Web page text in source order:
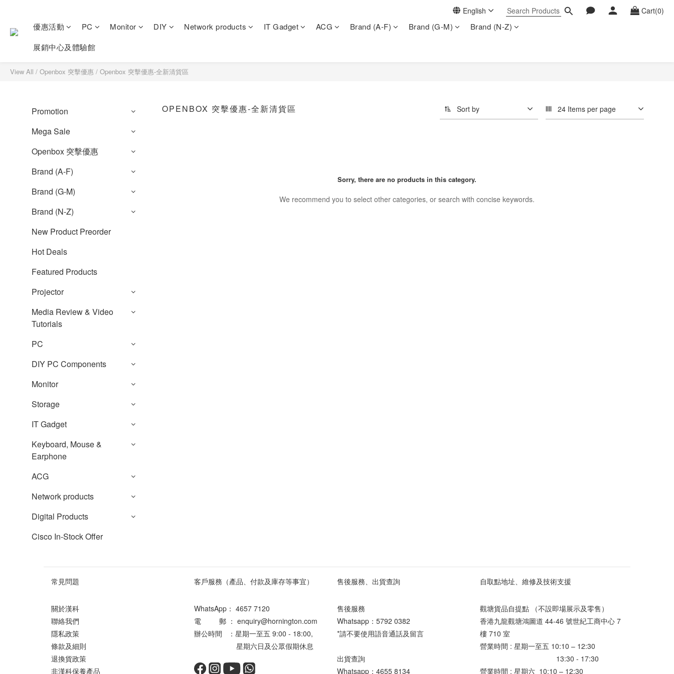
English Cart(0)
優惠活動 PC Monitor DIY Network products IT Gadget ACG Brand (A-F) Brand (G-M)
Brand (N-Z)
展銷中心及體驗館
View All / Openbox 突擊優惠 / Openbox 突擊優惠-全新清貨區
Promotion
Mega Sale
Openbox 突擊優惠
Brand (A-F)
Brand (G-M)
Brand (N-Z)
New Product Preorder
Hot Deals
Featured Products
Projector
Media Review & Video
Tutorials
PC
DIY PC Components
Monitor
Storage
IT Gadget
Keyboard, Mouse &
Earphone
ACG
Network products
Digital Products
Cisco In-Stock Offer
OPENBOX 突擊優惠-全新清貨區 Sort by 24 Items per page
Sorry, there are no products in this category.
We recommend you to select other categories, or search with concise keywords.
常見問題
關於漢科
聯絡我們
隱私政策
條款及細則
退換貨政策
非漢科保養產品
客戶服務（產品、付款及庫存等事宜）
WhatsApp： 4657 7120
電 郵 ： enquiry@hornington.com
辦公時間 ：星期一至五 9:00 - 18:00,
星期六日及公眾假期休息
售後服務、出貨查詢
售後服務
Whatsapp： 5792 0382
*請不要使用語音通話及留言
出貨查詢
Whatsapp： 4655 8134
自取點地址、維修及技術支援
觀塘貨品自提點 （不設即場展示及零售）
香港九龍觀塘鴻圖道 44-46 號世紀工商中心 7
樓 710 室
營業時間 : 星期一至五 10:10 – 12:30
13:30 - 17:30
營業時間 : 星期六 10:10 – 12:30